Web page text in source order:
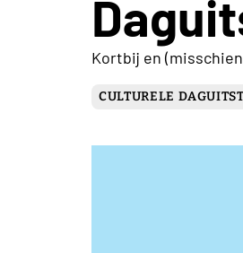
Kortbij en
CULTURELE